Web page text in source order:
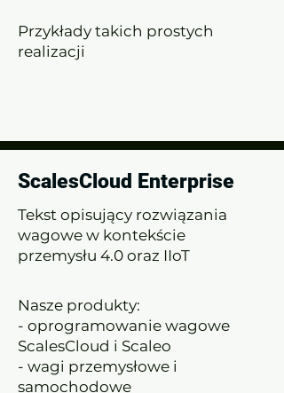
Przykłady takich prostych
realizacji
ScalesCloud Enterprise
Tekst opisujący rozwiązania
wagowe w kontekście
przemysłu 4.0 oraz IIoT
Nasze produkty:
- oprogramowanie wagowe
ScalesCloud i Scaleo
- wagi przemysłowe i
samochodowe